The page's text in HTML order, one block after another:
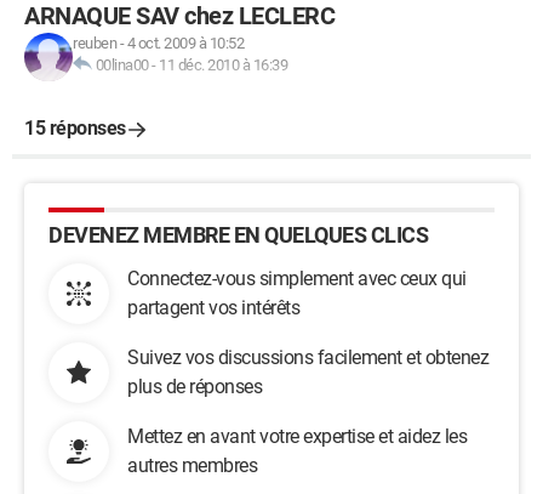
ARNAQUE SAV chez LECLERC
reuben-4 oct. 2009 à 10:52
00lina00- 11 déc. 2010 à 16:39
15 réponses
DEVENEZ MEMBRE EN QUELQUES CLICS
Connectez-vous simplement avec ceux qui
partagent vos intérêts
Suivez vos discussions facilement et obtenez
plus de réponses
Mettez en avant votre expertise et aidez les
autres membres